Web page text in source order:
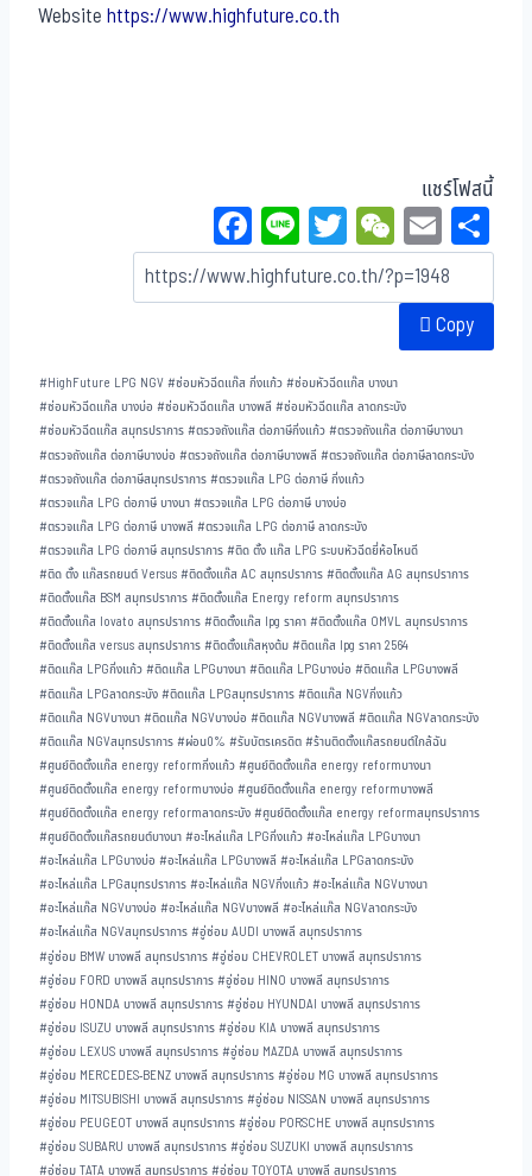
Websitehttps://www.highfuture.co.th
แชร์โฟสนี้
Fa
ce
bo
Li
ne
T
wi
tt
W
eC
ha
t
E
m
ail
Copy
#HighFuture LPG NGV#ซ่อมหัวฉีดแก๊ส กิ่งแก้ว#ซ่อมหัวฉีดแก๊ส บางนา
#ซ่อมหัวฉีดแก๊ส บางบ่อ #ซ่อมหัวฉีดแก๊ส บางพลี #ซ่อมหัวฉีดแก๊ส ลาดกระบัง
#ซ่อมหัวฉีดแก๊ส สมุทรปราการ#ตรวจถังแก๊ส ต่อภาษีกิ่งแก้ว#ตรวจถังแก๊ส ต่อภาษีบางนา
#ตรวจถังแก๊ส ต่อภาษีบางบ่อ #ตรวจถังแก๊ส ต่อภาษีบางพลี #ตรวจถังแก๊ส ต่อภาษีลาดกระบัง
#ตรวจถังแก๊ส ต่อภาษีสมุทรปราการ#ตรวจแก๊ส LPG ต่อภาษี กิ่งแก้ว
#ตรวจแก๊ส LPG ต่อภาษี บางนา#ตรวจแก๊ส LPG ต่อภาษี บางบ่อ
#ตรวจแก๊ส LPG ต่อภาษี บางพลี #ตรวจแก๊ส LPG ต่อภาษี ลาดกระบัง
#ตรวจแก๊ส LPG ต่อภาษี สมุทรปราการ#ติด ตั้ง แก๊ส LPG ระบบหัวฉีดยี่ห้อไหนดี
#ติด ตั้ง แก๊สรถยนต์ Versus#ติดตั้งแก๊ส AC สมุทรปราการ#ติดตั้งแก๊ส AG สมุทรปราการ
#ติดตั้งแก๊ส BSM สมุทรปราการ#ติดตั้งแก๊ส Energy reform สมุทรปราการ
#ติดตั้งแก๊ส lovato สมุทรปราการ#ติดตั้งแก๊ส lpg ราคา#ติดตั้งแก๊ส OMVL สมุทรปราการ
#ติดตั้งแก๊ส versus สมุทรปราการ#ติดตั้งแก๊สหุงต้ม#ติดแก๊ส lpg ราคา 2564
#ติดแก๊ส LPGกิ่งแก้ว#ติดแก๊ส LPGบางนา#ติดแก๊ส LPGบางบ่อ #ติดแก๊ส LPGบางพลี
#ติดแก๊ส LPGลาดกระบัง#ติดแก๊ส LPGสมุทรปราการ#ติดแก๊ส NGVกิ่งแก้ว
#ติดแก๊ส NGVบางนา#ติดแก๊ส NGVบางบ่อ #ติดแก๊ส NGVบางพลี #ติดแก๊ส NGVลาดกระบัง
#ติดแก๊ส NGVสมุทรปราการ#ผ่อน0% #รับบัตรเครดิต#ร้านติดตั้งแก๊สรถยนต์ใกล้ฉัน
#ศูนย์ติดตั้งแก๊ส energy reformกิ่งแก้ว#ศูนย์ติดตั้งแก๊ส energy reformบางนา
#ศูนย์ติดตั้งแก๊ส energy reformบางบ่อ #ศูนย์ติดตั้งแก๊ส energy reformบางพลี
#ศูนย์ติดตั้งแก๊ส energy reformลาดกระบัง#ศูนย์ติดตั้งแก๊ส energy reformสมุทรปราการ
#ศูนย์ติดตั้งแก๊สรถยนต์บางนา#อะไหล่แก๊ส LPGกิ่งแก้ว#อะไหล่แก๊ส LPGบางนา
#อะไหล่แก๊ส LPGบางบ่อ #อะไหล่แก๊ส LPGบางพลี #อะไหล่แก๊ส LPGลาดกระบัง
#อะไหล่แก๊ส LPGสมุทรปราการ#อะไหล่แก๊ส NGVกิ่งแก้ว#อะไหล่แก๊ส NGVบางนา
#อะไหล่แก๊ส NGVบางบ่อ #อะไหล่แก๊ส NGVบางพลี #อะไหล่แก๊ส NGVลาดกระบัง
#อะไหล่แก๊ส NGVสมุทรปราการ#อู่ซ่อม AUDI บางพลี สมุทรปราการ
#อู่ซ่อม BMW บางพลี สมุทรปราการ#อู่ซ่อม CHEVROLET บางพลี สมุทรปราการ
#อู่ซ่อม FORD บางพลี สมุทรปราการ#อู่ซ่อม HINO บางพลี สมุทรปราการ
#อู่ซ่อม HONDA บางพลี สมุทรปราการ#อู่ซ่อม HYUNDAI บางพลี สมุทรปราการ
#อู่ซ่อม ISUZU บางพลี สมุทรปราการ#อู่ซ่อม KIA บางพลี สมุทรปราการ
#อู่ซ่อม LEXUS บางพลี สมุทรปราการ#อู่ซ่อม MAZDA บางพลี สมุทรปราการ
#อู่ซ่อม MERCEDES-BENZ บางพลี สมุทรปราการ#อู่ซ่อม MG บางพลี สมุทรปราการ
#อู่ซ่อม MITSUBISHI บางพลี สมุทรปราการ#อู่ซ่อม NISSAN บางพลี สมุทรปราการ
#อู่ซ่อม PEUGEOT บางพลี สมุทรปราการ#อู่ซ่อม PORSCHE บางพลี สมุทรปราการ
#อู่ซ่อม SUBARU บางพลี สมุทรปราการ#อู่ซ่อม SUZUKI บางพลี สมุทรปราการ
#อู่ซ่อม TATA บางพลี สมุทรปราการ#อู่ซ่อม TOYOTA บางพลี สมุทรปราการ